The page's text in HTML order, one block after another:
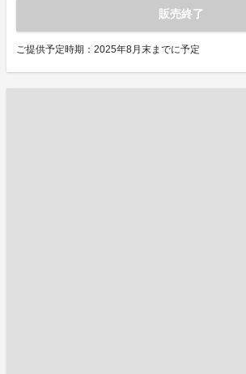
販売終了
ご提供予定時期：2025年8月末までに予定